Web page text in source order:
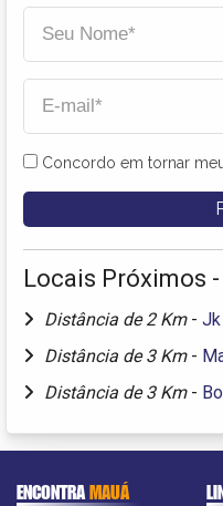
Concordo em tornar
Locais Próximos -
Distância de 2 Km -
Distância de 3 Km -
Distância de 3 Km -
ENCONTRAMAUÁ